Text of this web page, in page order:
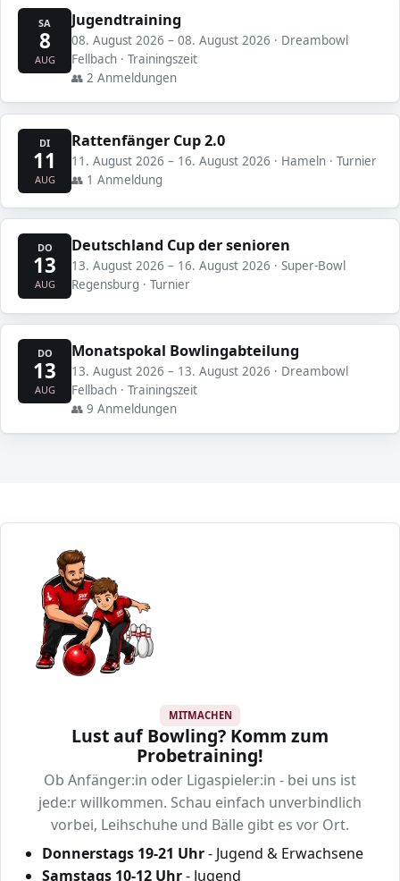
SA
8
AUG
Jugendtraining
08. August 2026 – 08. August 2026 · Dreambowl
Fellbach · Trainingszeit
👥 2 Anmeldungen
DI
11
AUG
Rattenfänger Cup 2.0
11. August 2026 – 16. August 2026 · Hameln · Turnier
👥 1 Anmeldung
DO
13
AUG
Deutschland Cup der senioren
13. August 2026 – 16. August 2026 · Super-Bowl
Regensburg · Turnier
DO
13
AUG
Monatspokal Bowlingabteilung
13. August 2026 – 13. August 2026 · Dreambowl
Fellbach · Trainingszeit
👥 9 Anmeldungen
MITMACHEN
Lust auf Bowling? Komm zum
Probetraining!
Ob Anfänger:in oder Ligaspieler:in - bei uns ist
jede:r willkommen. Schau einfach unverbindlich
vorbei, Leihschuhe und Bälle gibt es vor Ort.
Donnerstags 19-21 Uhr- Jugend & Erwachsene
Samstags 10-12 Uhr- Jugend